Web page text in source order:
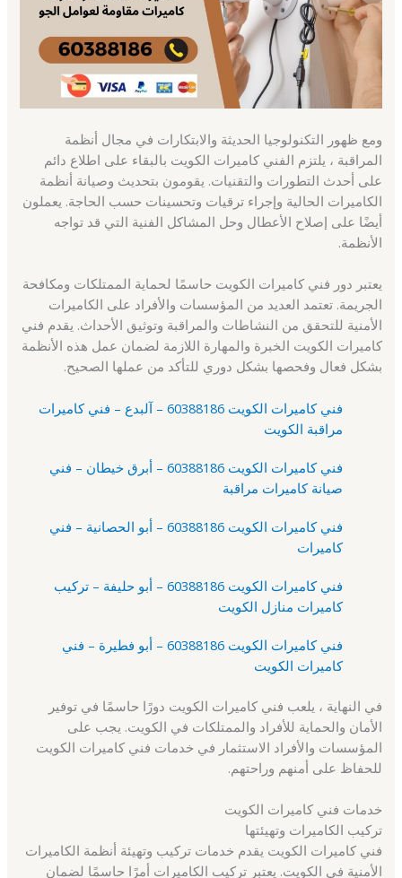
ومع ظهور التكنولوجيا الحديثة والابتكارات في مجال أنظمة
المراقبة ، يلتزم الفني كاميرات الكويت بالبقاء على اطلاع دائم
على أحدث التطورات والتقنيات. يقومون بتحديث وصيانة أنظمة
الكاميرات الحالية وإجراء ترقيات وتحسينات حسب الحاجة. يعملون
أيضًا على إصلاح الأعطال وحل المشاكل الفنية التي قد تواجه
الأنظمة.
يعتبر دور فني كاميرات الكويت حاسمًا لحماية الممتلكات ومكافحة
الجريمة. تعتمد العديد من المؤسسات والأفراد على الكاميرات
الأمنية للتحقق من النشاطات والمراقبة وتوثيق الأحداث. يقدم فني
كاميرات الكويت الخبرة والمهارة اللازمة لضمان عمل هذه الأنظمة
بشكل فعال وفحصها بشكل دوري للتأكد من عملها الصحيح.
فني كاميرات الكويت 60388186 – آلبدع – فني كاميرات
مراقبة الكويت
فني كاميرات الكويت 60388186 – أبرق خيطان – فني
صيانة كاميرات مراقبة
فني كاميرات الكويت 60388186 – أبو الحصانية – فني
كاميرات
فني كاميرات الكويت 60388186 – أبو حليفة – تركيب
كاميرات منازل الكويت
فني كاميرات الكويت 60388186 – أبو فطيرة – فني
كاميرات الكويت
في النهاية ، يلعب فني كاميرات الكويت دورًا حاسمًا في توفير
الأمان والحماية للأفراد والممتلكات في الكويت. يجب على
المؤسسات والأفراد الاستثمار في خدمات فني كاميرات الكويت
للحفاظ على أمنهم وراحتهم.
خدمات فني كاميرات الكويت
تركيب الكاميرات وتهيئتها
فني كاميرات الكويت يقدم خدمات تركيب وتهيئة أنظمة الكاميرات
الأمنية في الكويت. يعتبر تركيب الكاميرات أمرًا حاسمًا لضمان